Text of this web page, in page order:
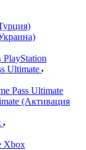
PlayStation
Ultimate
Pass Ultimate
(Активация
Xbox